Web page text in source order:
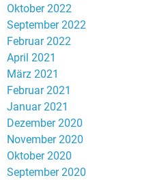
Oktober 2022
September 2022
Februar 2022
April 2021
März 2021
Februar 2021
Januar 2021
Dezember 2020
November 2020
Oktober 2020
September 2020